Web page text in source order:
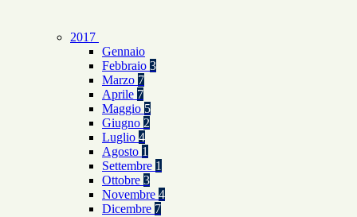
2017
Gennaio
Febbraio 3
Marzo 7
Aprile 7
Maggio 5
Giugno 2
Luglio 4
Agosto 1
Settembre 1
Ottobre 3
Novembre 4
Dicembre 7